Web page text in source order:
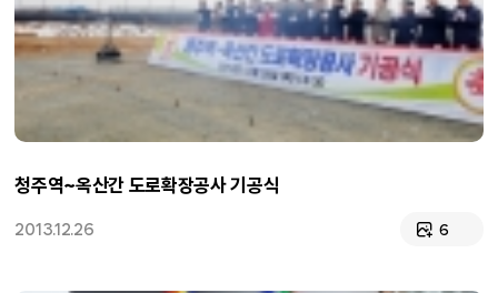
청주역~옥산간 도로확장공사 기공식
2013.12.26 6